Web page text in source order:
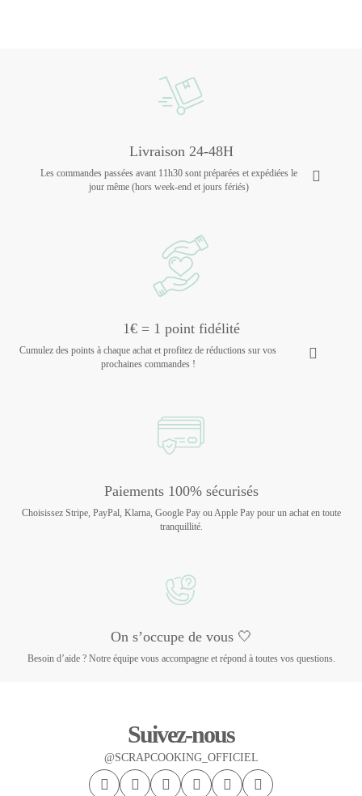
Livraison 24-48H
Les commandes passées avant 11h30 sont préparées et expédiées le
jour même (hors week-end et jours fériés)
1€ = 1 point fidélité
Cumulez des points à chaque achat et profitez de réductions sur vos
prochaines commandes !
Paiements 100% sécurisés
Choisissez Stripe, PayPal, Klarna, Google Pay ou Apple Pay pour un achat en toute
tranquillité.
On s’occupe de vous 🤍
Besoin d’aide ? Notre équipe vous accompagne et répond à toutes vos questions.
Suivez-nous
@SCRAPCOOKING_OFFICIEL